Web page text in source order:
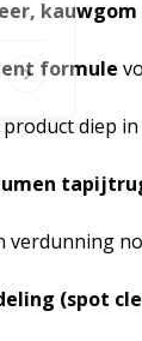
formule
diep
verdunning
(spot